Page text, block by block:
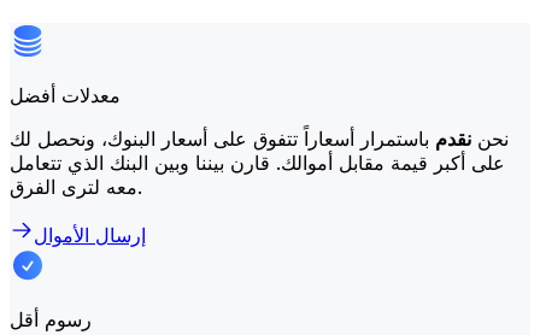
معدلات أفضل
نحن نقدم باستمرار أسعاراً تتفوق على أسعار البنوك، ونحصل لك
على أكبر قيمة مقابل أموالك. قارن بيننا وبين البنك الذي تتعامل
معه لترى الفرق.
إرسال الأموال
رسوم أقل